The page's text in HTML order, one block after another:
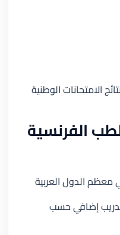
الامتحانات الوطنية
الفرنسية
معظم الدول العربية
إضافي حسب